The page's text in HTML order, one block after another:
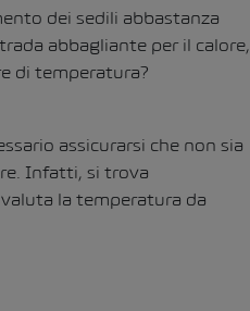
dei sedili abbastanza
abbagliante per il calore,
di temperatura?
assicurarsi che non sia
Infatti, si trova
la temperatura da